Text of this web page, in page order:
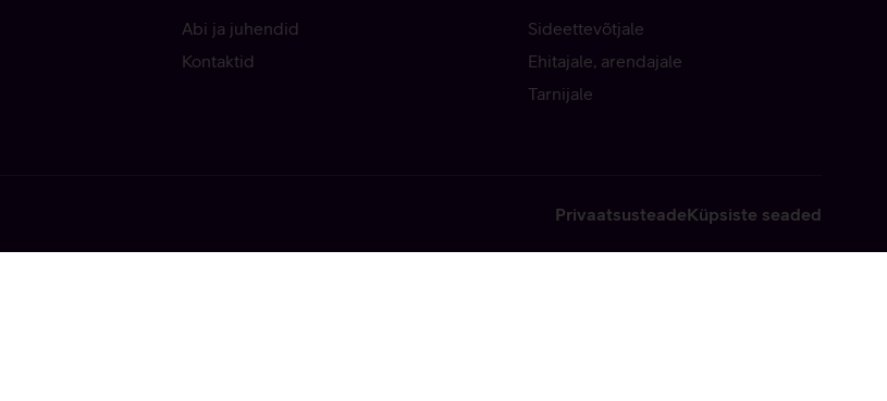
Abi ja juhendid
Kontaktid
Sideettevõtjale
Ehitajale, arendajale
Tarnijale
PrivaatsusteadeKüpsiste seaded